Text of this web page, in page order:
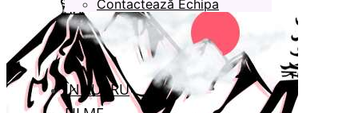
Contactează Echipa
ÎN LUCRU